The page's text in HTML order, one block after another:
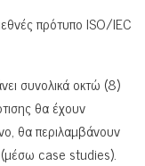
πρότυπο ISO/IEC
συνολικά οκτώ (8)
θα έχουν
θα περιλαμβάνουν
(μέσω case studies).